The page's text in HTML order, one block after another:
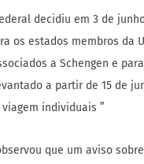
decidiu em 3 de
os estados membros da
a Schengen e
a partir de 15 de
individuais ”
que um aviso